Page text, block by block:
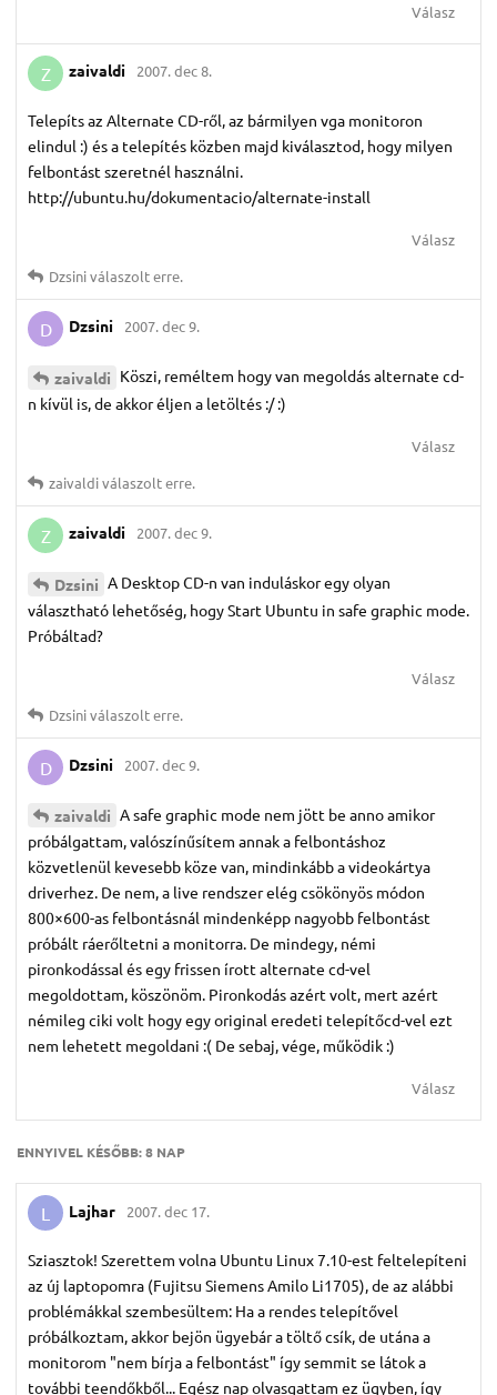
Válasz
Z zaivaldi 2007. dec 8.
Telepíts az Alternate CD-ről, az bármilyen vga monitoron
elindul :) és a telepítés közben majd kiválasztod, hogy milyen
felbontást szeretnél használni.
http://ubuntu.hu/dokumentacio/alternate-install
Válasz
Dzsiniválaszolt erre.
D Dzsini 2007. dec 9.
zaivaldi Köszi, reméltem hogy van megoldás alternate cd-
n kívül is, de akkor éljen a letöltés :/ :)
Válasz
zaivaldiválaszolt erre.
Z zaivaldi 2007. dec 9.
Dzsini A Desktop CD-n van induláskor egy olyan
választható lehetőség, hogy Start Ubuntu in safe graphic mode.
Próbáltad?
Válasz
Dzsiniválaszolt erre.
D Dzsini 2007. dec 9.
zaivaldi A safe graphic mode nem jött be anno amikor
próbálgattam, valószínűsítem annak a felbontáshoz
közvetlenül kevesebb köze van, mindinkább a videokártya
driverhez. De nem, a live rendszer elég csökönyös módon
800×600-as felbontásnál mindenképp nagyobb felbontást
próbált ráerőltetni a monitorra. De mindegy, némi
pironkodással és egy frissen írott alternate cd-vel
megoldottam, köszönöm. Pironkodás azért volt, mert azért
némileg ciki volt hogy egy original eredeti telepítőcd-vel ezt
nem lehetett megoldani :( De sebaj, vége, működik :)
Válasz
ENNYIVEL KÉSŐBB:8 NAP
L Lajhar 2007. dec 17.
Sziasztok! Szerettem volna Ubuntu Linux 7.10-est feltelepíteni
az új laptopomra (Fujitsu Siemens Amilo Li1705), de az alábbi
problémákkal szembesültem: Ha a rendes telepítővel
próbálkoztam, akkor bejön ügyebár a töltő csík, de utána a
monitorom "nem bírja a felbontást" így semmit se látok a
további teendőkből... Egész nap olvasgattam ez ügyben, így